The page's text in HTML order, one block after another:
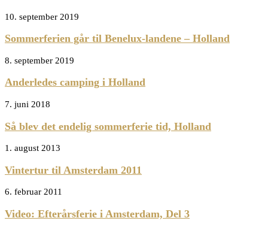
10. september 2019
Sommerferien går til Benelux-landene – Holland
8. september 2019
Anderledes camping i Holland
7. juni 2018
Så blev det endelig sommerferie tid, Holland
1. august 2013
Vintertur til Amsterdam 2011
6. februar 2011
Video: Efterårsferie i Amsterdam, Del 3